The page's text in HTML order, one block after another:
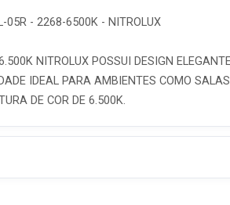
05R - 2268-6500K - NITROLUX
NITROLUX POSSUI DESIGN
IDEAL PARA AMBIENTES COMO
DE COR DE 6.500K.